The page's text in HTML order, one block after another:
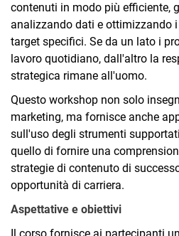
contenuti in modo più efficiente,
analizzando dati e ottimizzando
target specifici. Se da un lato i
lavoro quotidiano, dall'altro la
strategica rimane all'uomo.
Questo workshop non solo
marketing, ma fornisce anche
sull'uso degli strumenti
quello di fornire una
strategie di contenuto di
opportunità di carriera.
Aspettative e obiettivi